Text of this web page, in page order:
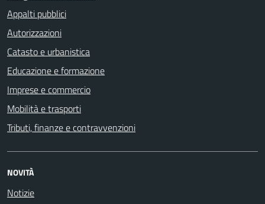
Appalti pubblici
Autorizzazioni
Catasto e urbanistica
Educazione e formazione
Imprese e commercio
Mobilità e trasporti
Tributi, finanze e contravvenzioni
NOVITÀ
Notizie